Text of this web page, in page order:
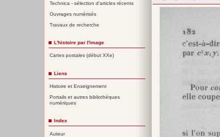
Technica - sélection d'articles récents
Ouvrages numérisés
Travaux de recherche
L'histoire par l'image
Cartes postales (début XXe)
Liens
Histoire et Enseignement
Portails et autres bibliothèques
numériques
Index
Auteur